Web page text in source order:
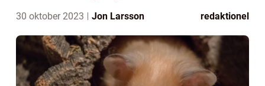
30 oktober 2023 Jon Larsson redaktionel